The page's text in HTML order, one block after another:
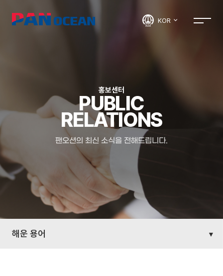
KOR
홍보센터
PUBLIC
RELATIONS
팬오션의 최신 소식을 전해드립니다.
해운 용어